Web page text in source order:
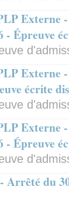
Externe
- Épreuve
Externe
écrite
Externe
- Épreuve
Arrêté du